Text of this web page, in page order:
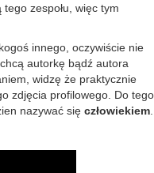
zespołu, więc tym
innego, oczywiście nie
autorkę bądź autora
widzę że praktycznie
zdjęcia profilowego. Do tego
nazywać się człowiekiem